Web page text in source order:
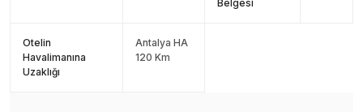
Belgesi
Otelin
Havalimanına
Uzaklığı
Antalya HA
120 Km